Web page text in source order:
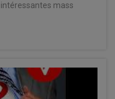
mass